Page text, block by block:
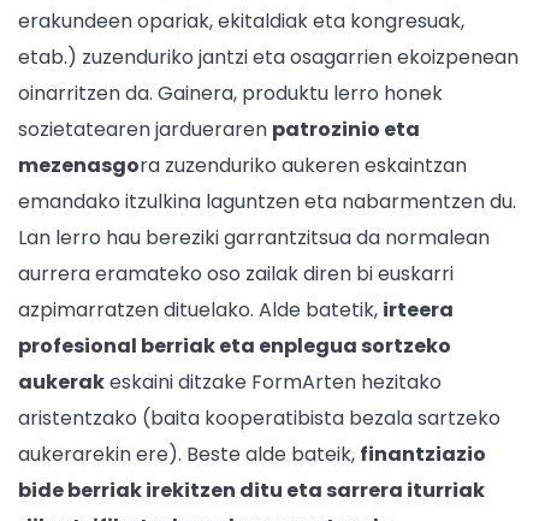
erakundeen opariak, ekitaldiak eta kongresuak,
etab.) zuzenduriko jantzi eta osagarrien ekoizpenean
oinarritzen da. Gainera, produktu lerro honek
sozietatearen jardueraren patrozinio eta
mezenasgora zuzenduriko aukeren eskaintzan
emandako itzulkina laguntzen eta nabarmentzen du.
Lan lerro hau bereziki garrantzitsua da normalean
aurrera eramateko oso zailak diren bi euskarri
azpimarratzen dituelako. Alde batetik, irteera
profesional berriak eta enplegua sortzeko
aukerakeskaini ditzake FormArten hezitako
aristentzako (baita kooperatibista bezala sartzeko
aukerarekin ere). Beste alde bateik, finantziazio
bide berriak irekitzen ditu eta sarrera iturriak